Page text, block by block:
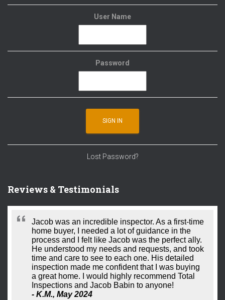
User Name
Password
Lost Password?
Reviews & Testimonials